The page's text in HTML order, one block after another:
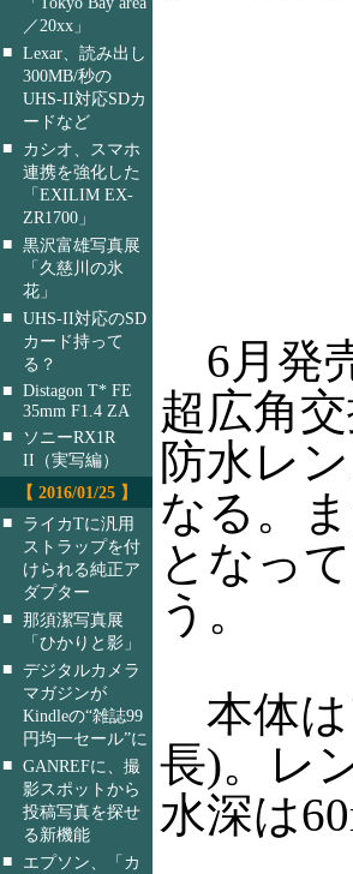
／20xx」
■ Lexar、読み出し
300MB/秒の
UHS-II対応SDカ
ードなど
■
カシオ、スマホ
連携を強化した
「EXILIM EX-
ZR1700」
■ 黒沢富雄写真展
「久慈川の氷
花」
■ UHS-II対応のSD
カード持って
る？
■ Distagon T* FE
35mm F1.4 ZA
■
ソニーRX1R
II（実写編）
【 2016/01/25 】
■
ライカTに汎用
ストラップを付
けられる純正ア
ダプター
■ 那須潔写真展
「ひかりと影」
■ デジタルカメラ
マガジンが
Kindleの“雑誌99
円均一セール”に
■ GANREFに、撮
影スポットから
投稿写真を探せ
る新機能
■
エプソン、「カ
6月発
超広角
防水レ
なる。
となっ
う。
本体は
長)。レ
水深は